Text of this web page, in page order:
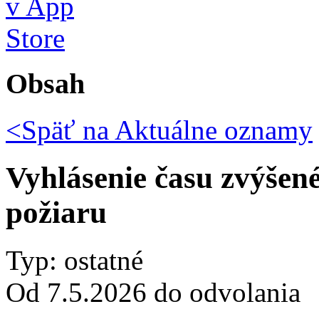
Obsah
<Späť na Aktuálne oznamy
Vyhlásenie času
požiaru
Typ: ostatné
Od 7.5.2026 do odvolania